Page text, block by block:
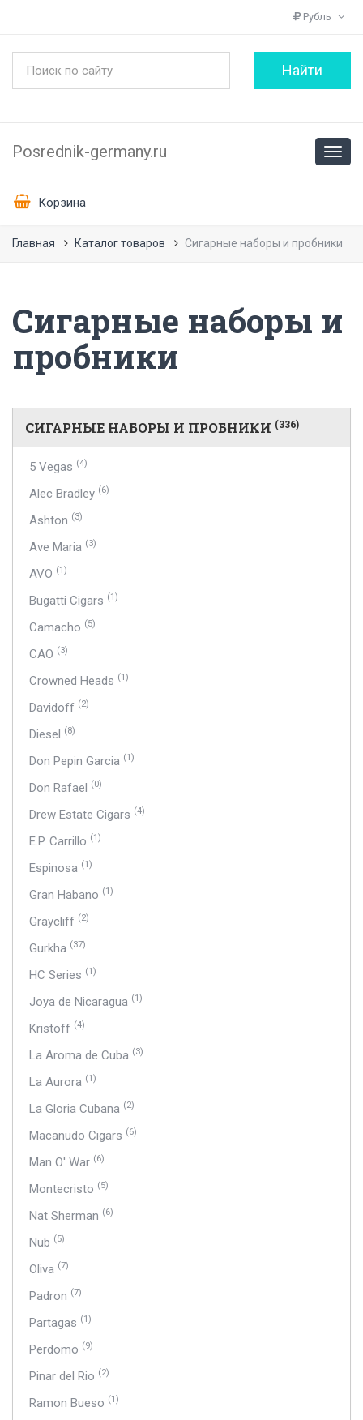
Рубль
Posrednik-germany.ru
Корзина
Главная Каталог товаров Сигарные наборы и пробники
Сигарные наборы и
пробники
СИГАРНЫЕ НАБОРЫ И ПРОБНИКИ (336)
5 Vegas (4)
Alec Bradley (6)
Ashton (3)
Ave Maria (3)
AVO (1)
Bugatti Cigars (1)
Camacho (5)
CAO (3)
Crowned Heads (1)
Davidoff (2)
Diesel (8)
Don Pepin Garcia (1)
Don Rafael (0)
Drew Estate Cigars (4)
E.P. Carrillo (1)
Espinosa (1)
Gran Habano (1)
Graycliff (2)
Gurkha (37)
HC Series (1)
Joya de Nicaragua (1)
Kristoff (4)
La Aroma de Cuba (3)
La Aurora (1)
La Gloria Cubana (2)
Macanudo Cigars (6)
Man O' War (6)
Montecristo (5)
Nat Sherman (6)
Nub (5)
Oliva (7)
Padron (7)
Partagas (1)
Perdomo (9)
Pinar del Rio (2)
Ramon Bueso (1)